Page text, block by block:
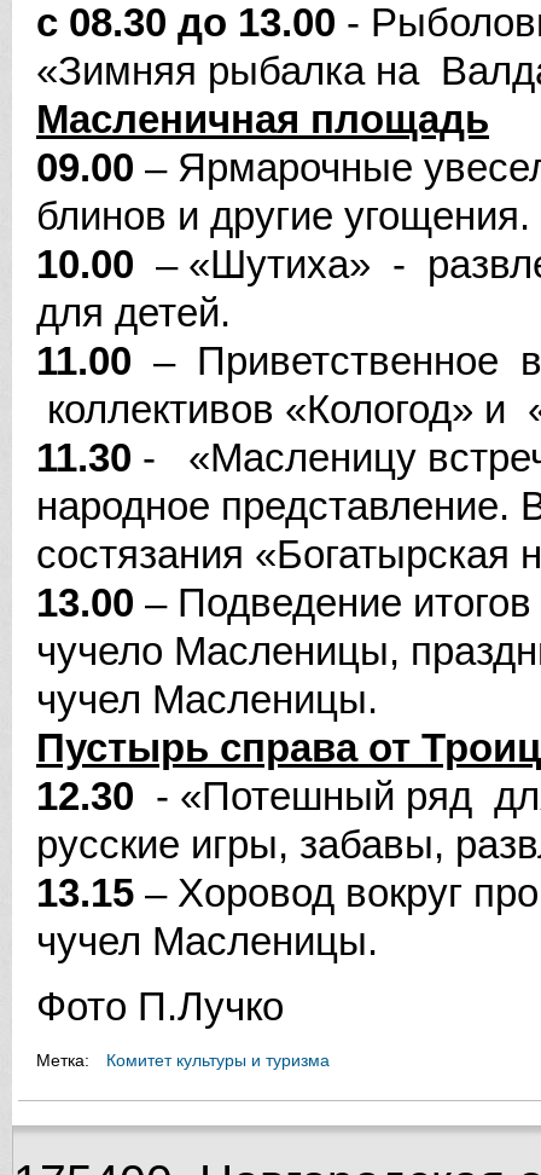
с 08.30 до 13.00 -
«Зимняя рыбалка на
Масленичная площадь
09.00 – Ярмарочные
блинов и другие
10.00 – «Шутиха» -
для детей.
11.00 – Приветственное
коллективов «Кологод»
11.30 - «Масленицу
народное представление.
состязания «Богатырская
13.00 – Подведение
чучело Масленицы,
чучел Масленицы.
Пустырь справа от
12.30 - «Потешный ряд
русские игры, забавы,
13.15 – Хоровод вокруг
чучел Масленицы.
Фото П.Лучко
Метка: Комитет культуры и туризма